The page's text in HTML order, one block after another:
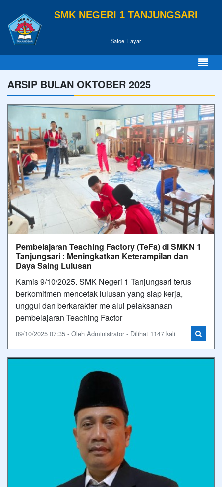
SMK NEGERI 1 TANJUNGSARI
Satoe_Layar
ARSIP BULAN OKTOBER 2025
Pembelajaran Teaching Factory (TeFa) di SMKN 1
Tanjungsari : Meningkatkan Keterampilan dan
Daya Saing Lulusan
Kamis 9/10/2025. SMK Negeri 1 Tanjungsari terus
berkomitmen mencetak lulusan yang siap kerja,
unggul dan berkarakter melalui pelaksanaan
pembelajaran Teaching Factor
09/10/2025 07:35 - Oleh Administrator - Dilihat 1147 kali